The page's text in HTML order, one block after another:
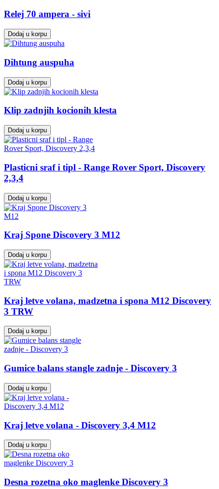
Relej 70 ampera - sivi
Dodaj u korpu
Dihtung auspuha
Dodaj u korpu
Klip zadnjih kocionih klesta
Dodaj u korpu
Plasticni sraf i tipl - Range Rover Sport, Discovery
2,3,4
Dodaj u korpu
Kraj Spone Discovery 3 M12
Dodaj u korpu
Kraj letve volana, madzetna i spona M12 Discovery
3 TRW
Dodaj u korpu
Gumice balans stangle zadnje - Discovery 3
Dodaj u korpu
Kraj letve volana - Discovery 3,4 M12
Dodaj u korpu
Desna rozetna oko maglenke Discovery 3